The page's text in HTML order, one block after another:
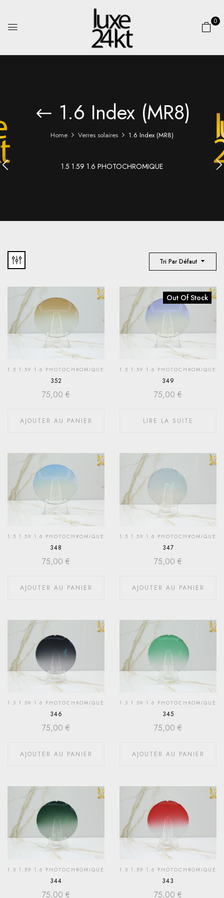
0
1.6 Index (MR8)
Home Verres solaires 1.6 Index (MR8)
1.5 1.59 1.6 PHOTOCHROMIQUE
Tri Par Défaut
1.5 1.59 1.6 PHOTOCHROMIQUE
352
75,00 €
AJOUTER AU PANIER
Out Of Stock
1.5 1.59 1.6 PHOTOCHROMIQUE
349
75,00 €
LIRE LA SUITE
1.5 1.59 1.6 PHOTOCHROMIQUE
348
75,00 €
AJOUTER AU PANIER
1.5 1.59 1.6 PHOTOCHROMIQUE
347
75,00 €
AJOUTER AU PANIER
1.5 1.59 1.6 PHOTOCHROMIQUE
346
75,00 €
AJOUTER AU PANIER
1.5 1.59 1.6 PHOTOCHROMIQUE
345
75,00 €
AJOUTER AU PANIER
1.5 1.59 1.6 PHOTOCHROMIQUE
344
75,00 €
1.5 1.59 1.6 PHOTOCHROMIQUE
343
75,00 €